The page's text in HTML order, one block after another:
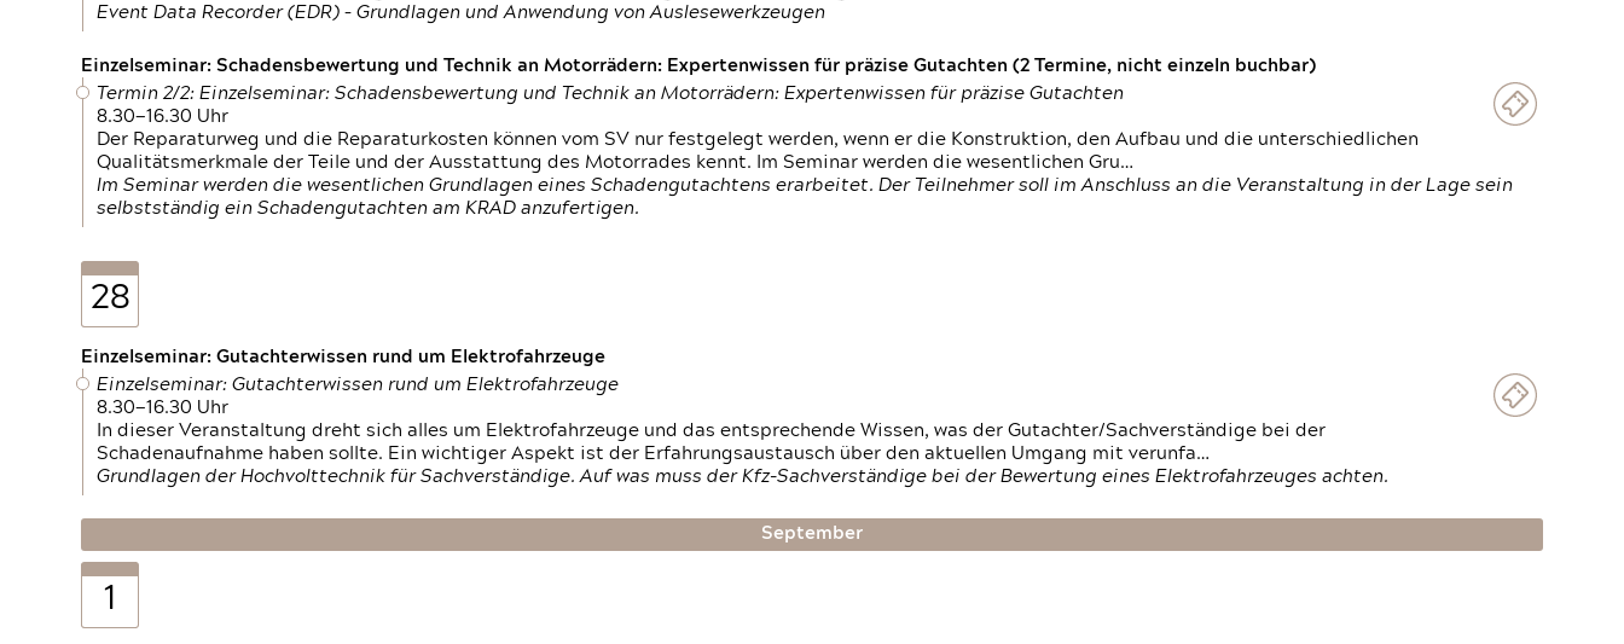
Event Data Recorder (EDR) – Grundlagen und Anwendung von Auslesewerkzeugen
Einzelseminar: Schadensbewertung und Technik an Motorrädern: Expertenwissen für präzise Gutachten (2 Termine, nicht einzeln buchbar)
Termin 2/2: Einzelseminar: Schadensbewertung und Technik an Motorrädern: Expertenwissen für präzise Gutachten
8.30—16.30 Uhr
Der Reparaturweg und die Reparaturkosten können vom SV nur festgelegt werden, wenn er die Konstruktion, den Aufbau und die unterschiedlichen
Qualitätsmerkmale der Teile und der Ausstattung des Motorrades kennt. Im Seminar werden die wesentlichen Gru…
Im Seminar werden die wesentlichen Grundlagen eines Schadengutachtens erarbeitet. Der Teilnehmer soll im Anschluss an die Veranstaltung in der Lage sein
selbstständig ein Schadengutachten am KRAD anzufertigen.
28
Einzelseminar: Gutachterwissen rund um Elektrofahrzeuge
Einzelseminar: Gutachterwissen rund um Elektrofahrzeuge
8.30—16.30 Uhr
In dieser Veranstaltung dreht sich alles um Elektrofahrzeuge und das entsprechende Wissen, was der Gutachter/Sachverständige bei der
Schadenaufnahme haben sollte. Ein wichtiger Aspekt ist der Erfahrungsaustausch über den aktuellen Umgang mit verunfa…
Grundlagen der Hochvolttechnik für Sachverständige. Auf was muss der Kfz-Sachverständige bei der Bewertung eines Elektrofahrzeuges achten.
September
1